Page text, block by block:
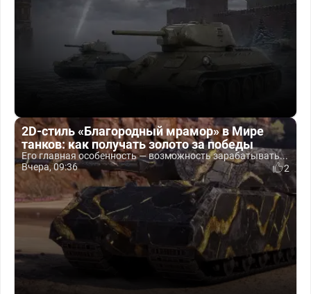
2D-стиль «Благородный мрамор» в Мире
танков: как получать золото за победы
Его главная особенность — возможность зарабатывать...
Вчера, 09:36
2